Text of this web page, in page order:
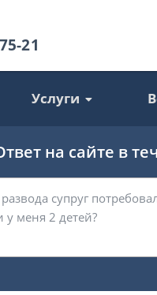
21
Услуги
на сайте в